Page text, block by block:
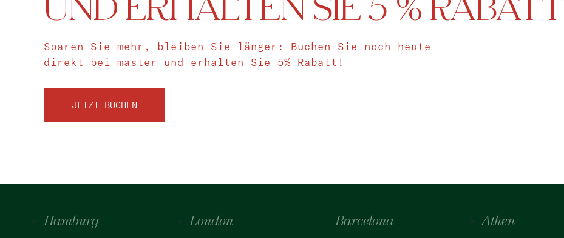
UND ERHALTEN SIE 5 % RABATT
Sparen Sie mehr, bleiben Sie länger: Buchen Sie noch heute
direkt bei master und erhalten Sie 5% Rabatt!
JETZT BUCHEN
Hamburg London Barcelona Athen